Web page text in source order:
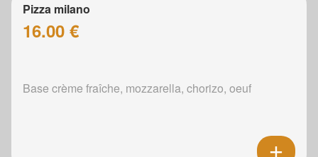
Pizza milano
16.00 €
Base crème fraîche, mozzarella, chorizo, oeuf